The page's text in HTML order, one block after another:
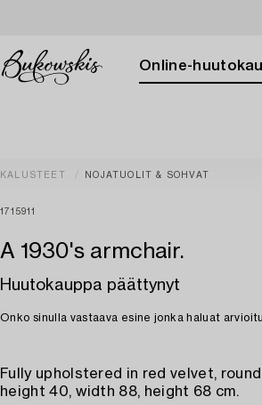
Online-
KALUSTEET NOJATUOLIT & SOHVAT
1715911
A 1930's armchair.
Huutokauppa päättynyt
Onko sinulla vastaava esine jonka haluat
Fully upholstered in red velvet,
height 40, width 88, height 68 cm.